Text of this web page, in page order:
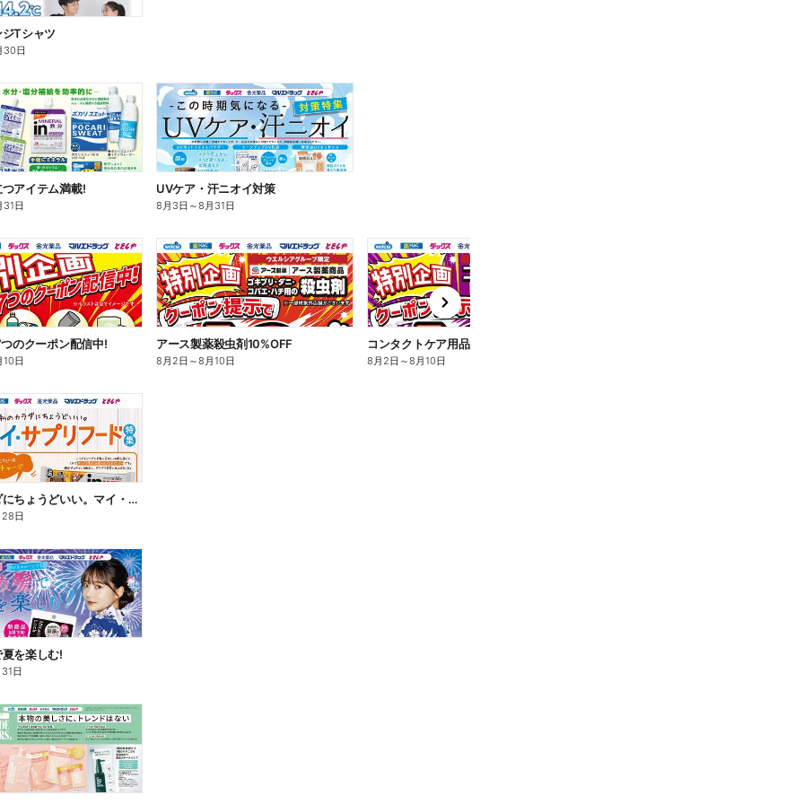
Tシャツ
30日
アイテム満載!
31日
UVケア・汗ニオイ対策
8月3日 ～8月31日
のクーポン配信中!
10日
アース製薬殺虫剤10%OFF
8月2日 ～8月10日
コンタクトケア用品10%OFF
8月2日 ～8月10日
n
e
x
t
私のカラダにちょうどいい。マイ・サプリフード
日
を楽しむ!
日